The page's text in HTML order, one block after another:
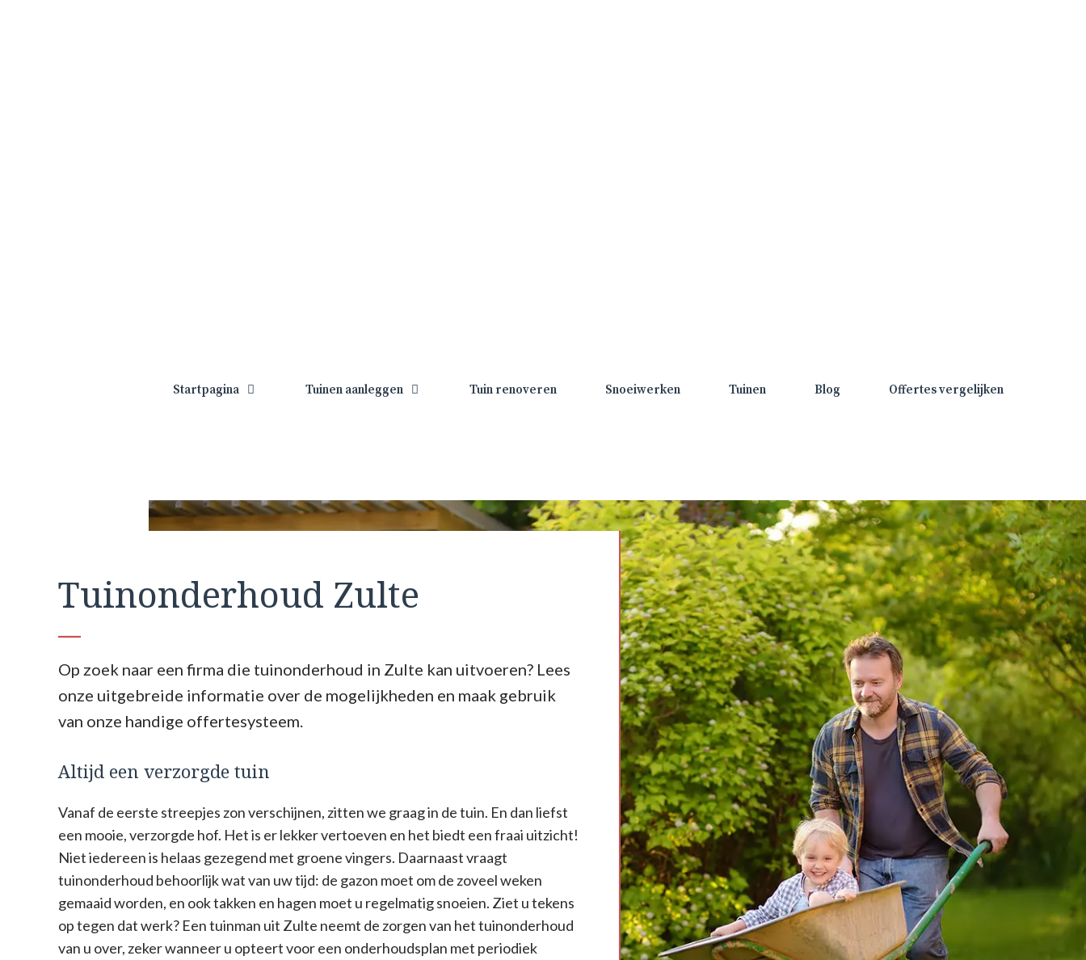
Startpagina Tuinen aanleggen Tuin renoveren Snoeiwerken Tuinen Blog Offertes vergelijken
Tuinonderhoud Zulte
Op zoek naar een firma die tuinonderhoud in Zulte kan uitvoeren? Lees
onze uitgebreide informatie over de mogelijkheden en maak gebruik
van onze handige offertesysteem.
Altijd een verzorgde tuin
Vanaf de eerste streepjes zon verschijnen, zitten we graag in de tuin. En dan liefst
een mooie, verzorgde hof. Het is er lekker vertoeven en het biedt een fraai uitzicht!
Niet iedereen is helaas gezegend met groene vingers. Daarnaast vraagt
tuinonderhoud behoorlijk wat van uw tijd: de gazon moet om de zoveel weken
gemaaid worden, en ook takken en hagen moet u regelmatig snoeien. Ziet u tekens
op tegen dat werk? Een tuinman uit Zulte neemt de zorgen van het tuinonderhoud
van u over, zeker wanneer u opteert voor een onderhoudsplan met periodiek